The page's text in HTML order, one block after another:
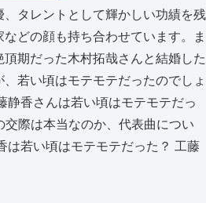
タレントとして輝かしい功績を残
どの顔も持ち合わせています。ま
期だった木村拓哉さんと結婚した
若い頃はモテモテだったのでしょ
静香さんは若い頃はモテモテだっ
際は本当なのか、代表曲につい
は若い頃はモテモテだった？ 工藤